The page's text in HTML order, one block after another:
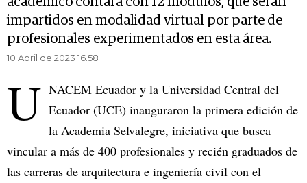
impartidos en modalidad virtual por parte de
profesionales experimentados en esta área.
10 Abril de 2023 16.58
U NACEM Ecuador y la Universidad Central del
Ecuador (UCE) inauguraron la primera edición de
la Academia Selvalegre, iniciativa que busca
vincular a más de 400 profesionales y recién graduados de
las carreras de arquitectura e ingeniería civil con el